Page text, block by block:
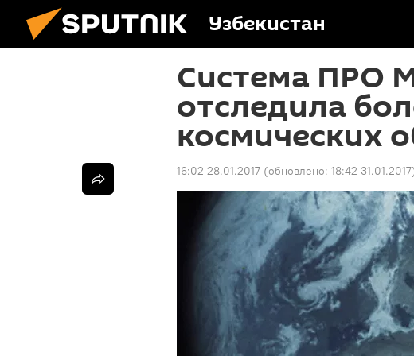
Узбекистан
Система ПРО
отследила
космических
16:02 28.01.2017 (обновлено: 18:42 31.01.2017